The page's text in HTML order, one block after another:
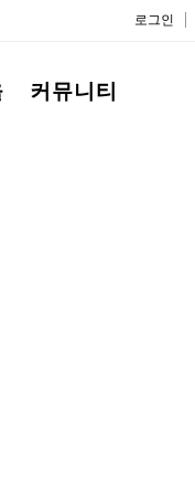
로그인
커뮤니티